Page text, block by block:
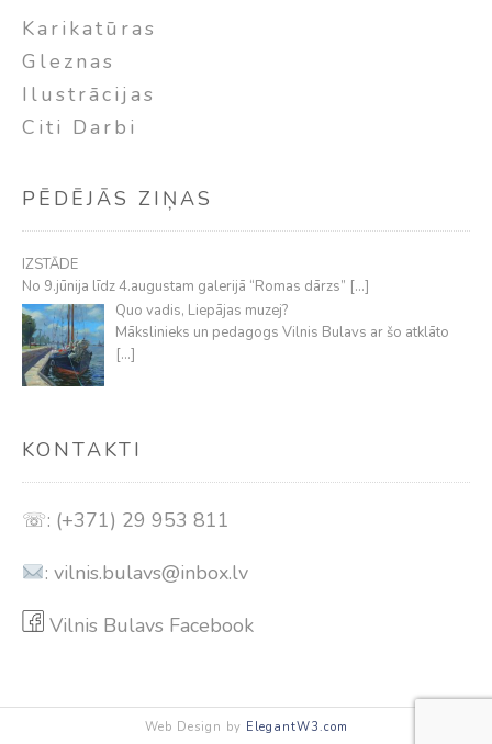
Karikatūras
Gleznas
Ilustrācijas
Citi Darbi
PĒDĒJĀS ZIŅAS
IZSTĀDE
No 9.jūnija līdz 4.augustam galerijā “Romas dārzs” […]
Quo vadis, Liepājas muzej?
Mākslinieks un pedagogs Vilnis Bulavs ar šo atklāto
[…]
KONTAKTI
☏: (+371) 29 953 811
: vilnis.bulavs@inbox.lv
Vilnis Bulavs Facebook
Web Design by ElegantW3.com